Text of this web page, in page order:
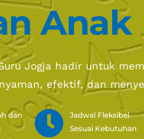
Anak
Jogja hadir untuk
efektif, dan
dan
Jadwal Fleksibel
Sesuai Kebutuhan